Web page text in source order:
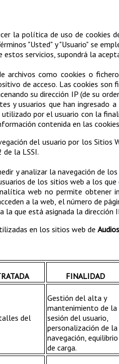
la política de uso de cookies
"Usted" y "Usuario" se
servicios, supondrá la
archivos como cookies o
de acceso. Las cookies
su dirección IP (de su
y usuarios que han ingresado
por el usuario con la
contenida en las
del usuario por los Sitios
la LSSI.
y analizar la navegación de
de los sitios web a los que
web no permite obtener
a la web, el número de
que está asignada la dirección
en los sitios web de
FINALIDAD
del
Gestión del alta y
mantenimiento de la
sesión del usuario,
personalización de la
navegación, equilibrio
de carga.